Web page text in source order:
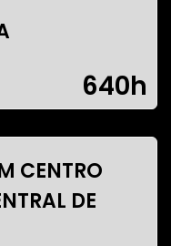
640h
CENTRO
DE